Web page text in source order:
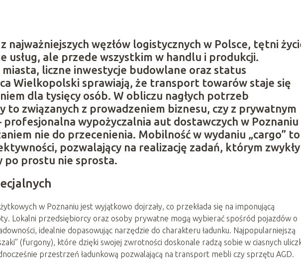
najważniejszych węzłów logistycznych w Polsce, tętni
usług, ale przede wszystkim w handlu i produkcji.
miasta, liczne inwestycje budowlane oraz status
Wielkopolski sprawiają, że transport towarów staje się
dla tysięcy osób. W obliczu nagłych potrzeb
to związanych z prowadzeniem biznesu, czy z prywatnym
profesjonalna wypożyczalnia aut dostawczych w Poznaniu
nie do przecenienia. Mobilność w wydaniu „cargo” to
pozwalający na realizację zadań, którym zwykły
po prostu nie sprosta.
w Poznaniu jest wyjątkowo dojrzały, co przekłada się na imponującą
Lokalni przedsiębiorcy oraz osoby prywatne mogą wybierać spośród pojazdów o
idealnie dopasowując narzędzie do charakteru ładunku. Najpopularniejszą
(furgony), które dzięki swojej zwrotności doskonale radzą sobie w ciasnych
przestrzeń ładunkową pozwalającą na transport mebli czy sprzętu AGD.